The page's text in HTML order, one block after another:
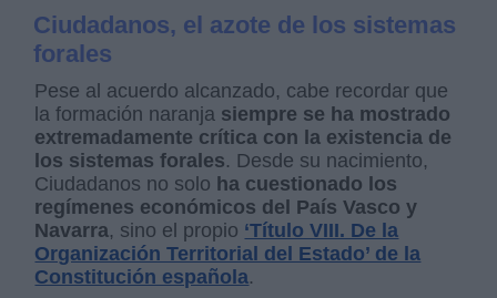
Ciudadanos, el azote de los sistemas
forales
Pese al acuerdo alcanzado, cabe recordar que
la formación naranja siempre se ha mostrado
extremadamente crítica con la existencia de
los sistemas forales. Desde su nacimiento,
Ciudadanos no solo ha cuestionado los
regímenes económicos del País Vasco y
Navarra, sino el propio ‘Título VIII. De la
Organización Territorial del Estado’ de la
Constitución española.